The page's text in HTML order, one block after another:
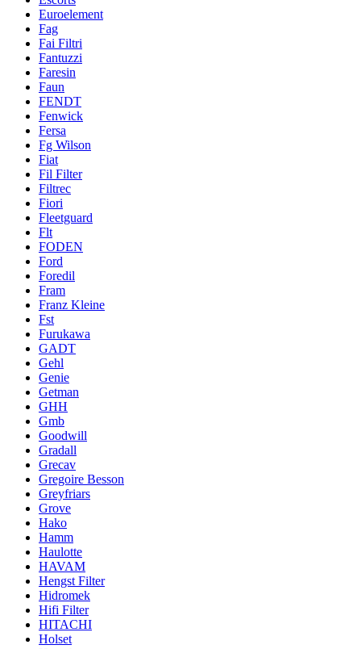
Euroelement
Fag
Fai Filtri
Fantuzzi
Faresin
Faun
FENDT
Fenwick
Fersa
Fg Wilson
Fiat
Fil Filter
Filtrec
Fiori
Fleetguard
Flt
FODEN
Ford
Foredil
Fram
Franz Kleine
Fst
Furukawa
GADT
Gehl
Genie
Getman
GHH
Gmb
Goodwill
Gradall
Grecav
Gregoire Besson
Greyfriars
Grove
Hako
Hamm
Haulotte
HAVAM
Hengst Filter
Hidromek
Hifi Filter
HITACHI
Holset